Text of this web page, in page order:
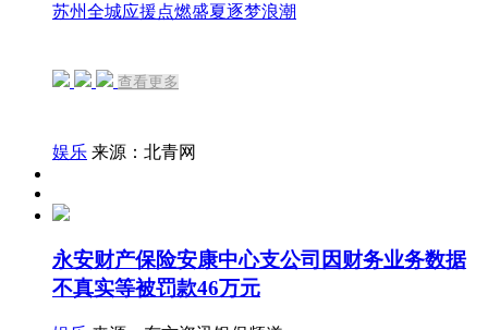
苏州全城应援点燃盛夏逐梦浪潮
查看更多
娱乐 来源：北青网
永安财产保险安康中心支公司因财务业务数据
不真实等被罚款46万元